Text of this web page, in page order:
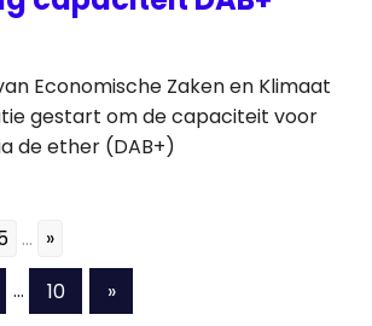
Economische Zaken en Klimaat
gestart om de capaciteit voor
de ether (DAB+)
... »
… 10
Volgende
berichten
»